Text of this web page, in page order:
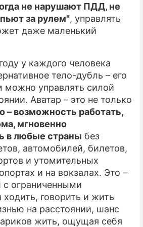
не нарушают ПДД, не
за рулем", управлять
даже маленький
у каждого человека
тело-дубль – его
можно управлять силой
Аватар – это не только
– возможность работать,
мгновенно
в любые страны без
автомобилей, билетов,
и утомительных
и на вокзалах. Это –
ограниченными
говорить и жить
на расстоянии, шанс
жить, ощущая себя